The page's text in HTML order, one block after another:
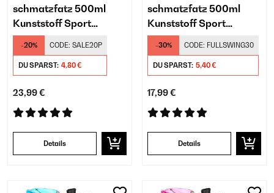
schmatzfatz 500ml
Kunststoff Sport
Trinkflasche Kinder Lila
-20% CODE: SALE20P
DU SPARST: 4,80 €
23,99 €
Details
schmatzfatz 500ml
Kunststoff Sport
Trinkflasche Kinder
Orange
-30% CODE: FULLSWING30
DU SPARST: 5,40 €
17,99 €
Details